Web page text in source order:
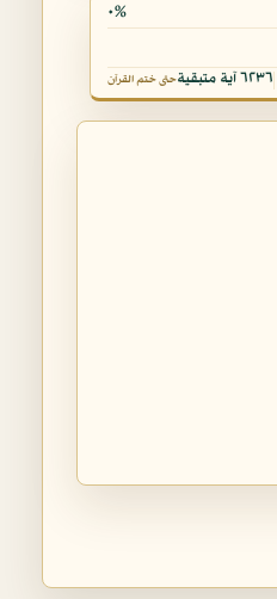
٠%
٦٢٣٦ آية متبقية حتى ختم القرآن